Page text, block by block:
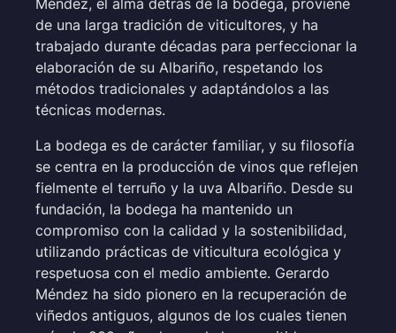
de una larga tradición de viticultores, y ha
trabajado durante décadas para perfeccionar la
elaboración de su Albariño, respetando los
métodos tradicionales y adaptándolos a las
técnicas modernas.
La bodega es de carácter familiar, y su filosofía
se centra en la producción de vinos que reflejen
fielmente el terruño y la uva Albariño. Desde su
fundación, la bodega ha mantenido un
compromiso con la calidad y la sostenibilidad,
utilizando prácticas de viticultura ecológica y
respetuosa con el medio ambiente. Gerardo
Méndez ha sido pionero en la recuperación de
viñedos antiguos, algunos de los cuales tienen